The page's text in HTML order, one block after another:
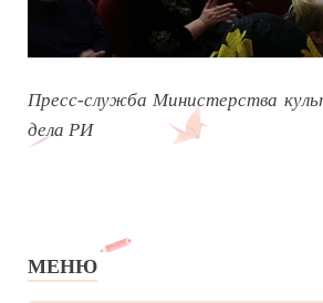
Пресс-служба Министерства
дела РИ
МЕНЮ